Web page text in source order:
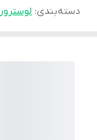
دسته‌بندی: